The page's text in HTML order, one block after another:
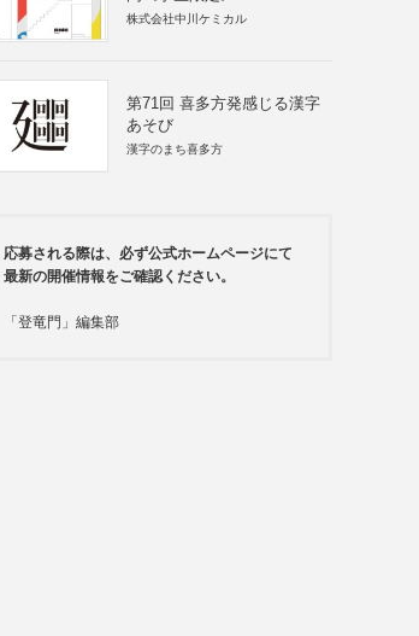
株式会社中川ケミカル
第71回 喜多方発感じる漢字
あそび
漢字のまち喜多方
応募される際は、必ず公式ホームページにて
最新の開催情報をご確認ください。
「登竜門」編集部